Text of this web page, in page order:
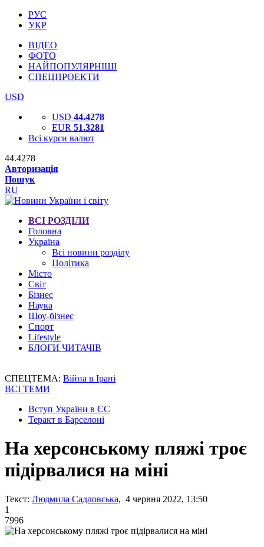
РУС
УКР
ВІДЕО
ФОТО
НАЙПОПУЛЯРНІШІ
СПЕЦПРОЕКТИ
USD
USD 44.4278
EUR 51.3281
Всі курси валют
44.4278
Авторизація
Пошук
RU
ВСІ РОЗДІЛИ
Головна
Україна
Всі новини розділу
Політика
Місто
Світ
Бізнес
Наука
Шоу-бізнес
Спорт
Lifestyle
БЛОГИ ЧИТАЧІВ
СПЕЦТЕМА: Війна в Ірані
ВСІ ТЕМИ
Вступ України в ЄС
Теракт в Барселоні
На херсонському пляжі троє
підірвалися на міні
Текст: Людмила Садловська, 4 червня 2022, 13:50
1
7996